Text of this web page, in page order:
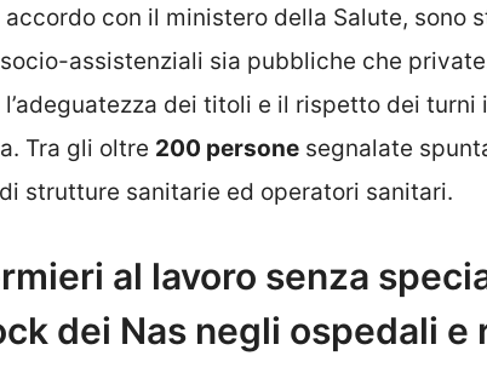
con il ministero della Salute, sono
assistenziali sia pubbliche che
dei titoli e il rispetto dei turni
Tra gli oltre 200 persone segnalate
strutture sanitarie ed operatori sanitari.
al lavoro senza
dei Nas negli ospedali e